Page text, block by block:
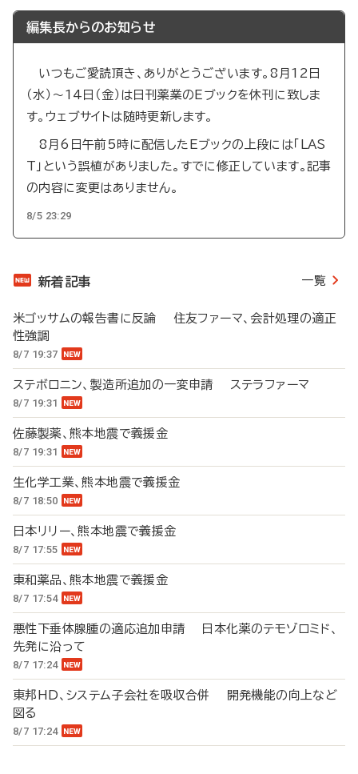
編集長からのお知らせ
いつもご愛読頂き、ありがとうございます。8月12日
（水）～14日（金）は日刊薬業のEブックを休刊に致しま
す。ウェブサイトは随時更新します。
8月6日午前5時に配信したEブックの上段には「LAS
T」という誤植がありました。すでに修正しています。記事
の内容に変更はありません。
8/5 23:29
新着記事 一覧
米ゴッサムの報告書に反論 住友ファーマ、会計処理の適正
性強調
8/7 19:37
ステボロニン、製造所追加の一変申請 ステラファーマ
8/7 19:31
佐藤製薬、熊本地震で義援金
8/7 19:31
生化学工業、熊本地震で義援金
8/7 18:50
日本リリー、熊本地震で義援金
8/7 17:55
東和薬品、熊本地震で義援金
8/7 17:54
悪性下垂体腺腫の適応追加申請 日本化薬のテモゾロミド、
先発に沿って
8/7 17:24
東邦HD、システム子会社を吸収合併 開発機能の向上など
図る
8/7 17:24